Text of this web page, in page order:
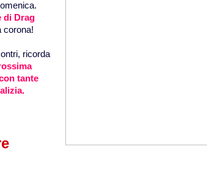
di Drag
corona!
ricorda
tante